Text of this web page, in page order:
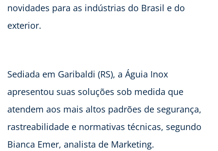
novidades para as indústrias do Brasil e do
exterior.
Sediada em Garibaldi (RS), a Águia Inox
apresentou suas soluções sob medida que
atendem aos mais altos padrões de segurança,
rastreabilidade e normativas técnicas, segundo
Bianca Emer, analista de Marketing.